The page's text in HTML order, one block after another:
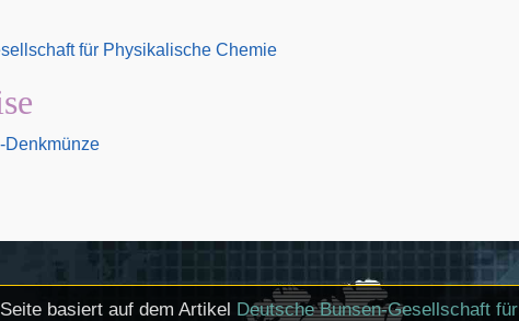
für Physikalische Chemie
Denkmünze
basiert auf dem Artikel Deutsche Bunsen-Gesellschaft für